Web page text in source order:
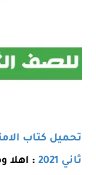
تحميل كتاب
ثاني 2021
: اهلا